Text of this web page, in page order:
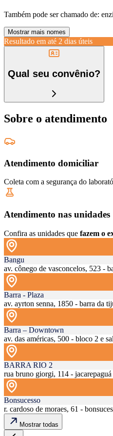
Também pode ser chamado de:
Mostrar mais nomes
Resultado em até 2 dias úteis
Qual seu convênio?
Sobre o atendimento
Atendimento domiciliar
Coleta com a segurança do
Atendimento nas unidades
Confira as unidades que fazem o
Bangu
av. cônego de vasconcelos, 523 -
Barra - Plaza
av. ayrton senna, 1850 - barra da
Barra – Downtown
av. das américas, 500 - bloco 2 e
BARRA RIO 2
rua bruno giorgi, 114 -
Bonsucesso
r. cardoso de moraes, 61 -
Mostrar todas